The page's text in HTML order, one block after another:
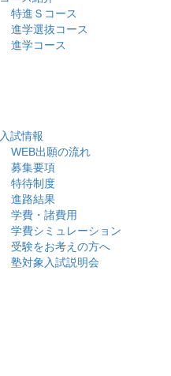
特進Ｓコース
進学選抜コース
進学コース
入試情報
WEB出願の流れ
募集要項
特待制度
進路結果
学費・諸費用
学費シミュレーション
受験をお考えの方へ
塾対象入試説明会